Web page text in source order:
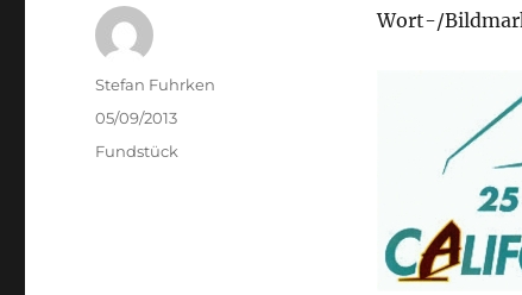
Wort-/
Author
Stefan Fuhrken
Posted
05/09/2013
Categories
Fundstück